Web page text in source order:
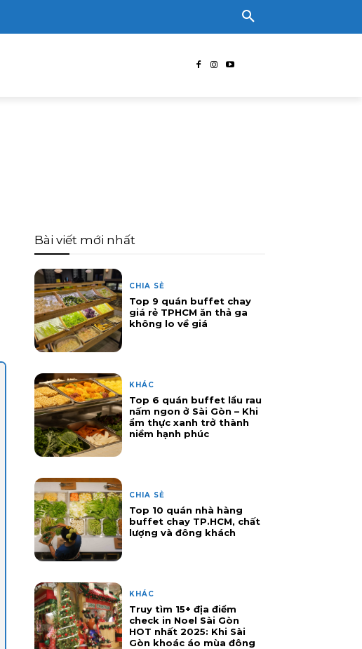
Bài viết mới nhất
CHIA SẺ
Top 9 quán buffet chay
giá rẻ TPHCM ăn thả ga
không lo về giá
KHÁC
Top 6 quán buffet lẩu rau
nấm ngon ở Sài Gòn – Khi
ẩm thực xanh trở thành
niềm hạnh phúc
CHIA SẺ
Top 10 quán nhà hàng
buffet chay TP.HCM, chất
lượng và đông khách
KHÁC
Truy tìm 15+ địa điểm
check in Noel Sài Gòn
HOT nhất 2025: Khi Sài
Gòn khoác áo mùa đông